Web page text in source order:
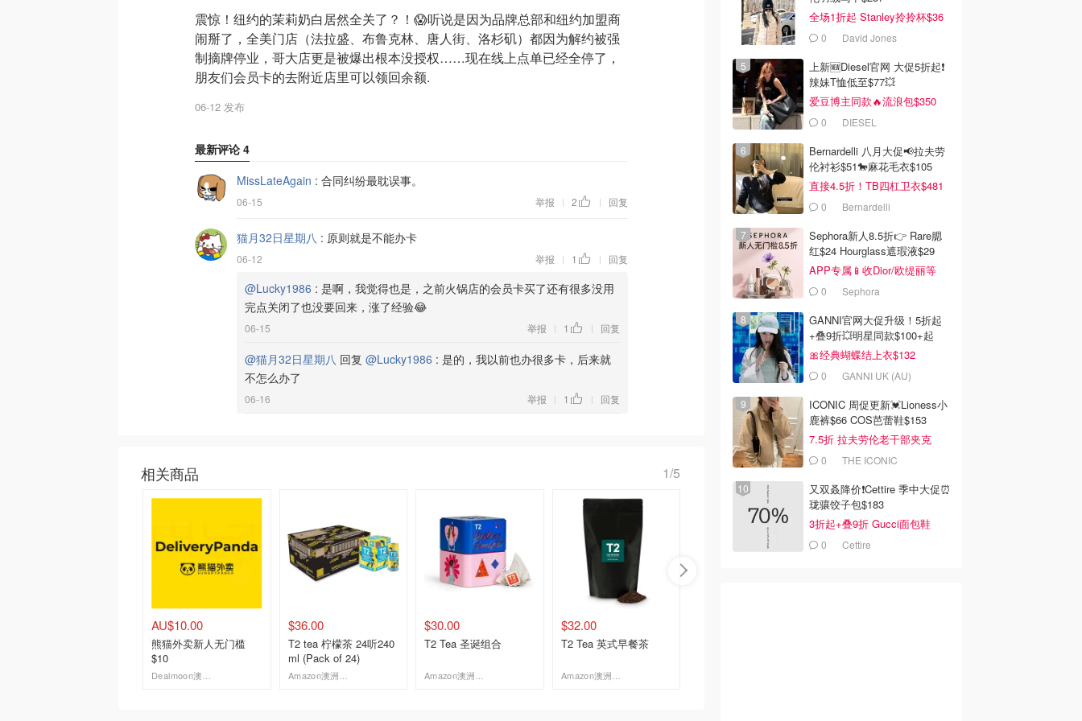
震惊！纽约的茉莉奶白居然全关了？！😱听说是因为品牌总部和纽约加盟商
闹掰了，全美门店（法拉盛、布鲁克林、唐人街、洛杉矶）都因为解约被强
制摘牌停业，哥大店更是被爆出根本没授权……现在线上点单已经全停了，
朋友们会员卡的去附近店里可以领回余额.
06-12 发布
最新评论 4
MissLateAgain : 合同纠纷最耽误事。
06-15 举报 | 2 | 回复
猫月32日星期八 : 原则就是不能办卡
06-12 举报 | 1 | 回复
@Lucky1986 : 是啊，我觉得也是，之前火锅店的会员卡买了还有很多没用
完点关闭了也没要回来，涨了经验😂
06-15 举报 | 1 | 回复
@猫月32日星期八 回复 @Lucky1986 : 是的，我以前也办很多卡，后来就
不怎么办了
06-16 举报 | 1 | 回复
相关商品 1/5
AU$10.00
熊猫外卖新人无门槛
$10
$36.00
T2 tea 柠檬茶 24听240
ml (Pack of 24)
$30.00
T2 Tea 圣诞组合
$32.00
T2 Tea 英式早餐茶
全场1折起 Stanley拎拎杯$36
0 David Jones
上新🆕Diesel官网 大促5折起❗️
辣妹T恤低至$77💥
爱豆博主同款🔥流浪包$350
0 DIESEL
Bernardelli 八月大促📢拉夫劳
伦衬衫$51🐎麻花毛衣$105
直接4.5折！TB四杠卫衣$481
0 Bernardelli
Sephora新人8.5折👉 Rare腮
红$24 Hourglass遮瑕液$29
APP专属📱收Dior/欧缇丽等
0 Sephora
GANNI官网大促升级！5折起
+叠9折💥明星同款$100+起
🎀经典蝴蝶结上衣$132
0 GANNI UK (AU)
ICONIC 周促更新💓Lioness小
鹿裤$66 COS芭蕾鞋$153
7.5折 拉夫劳伦老干部夹克
$4190 THE ICONIC
又双叒降价❗️Cettire 季中大促⏰
珑骧饺子包$183
3折起+叠9折 Gucci面包鞋
$9910 Cettire